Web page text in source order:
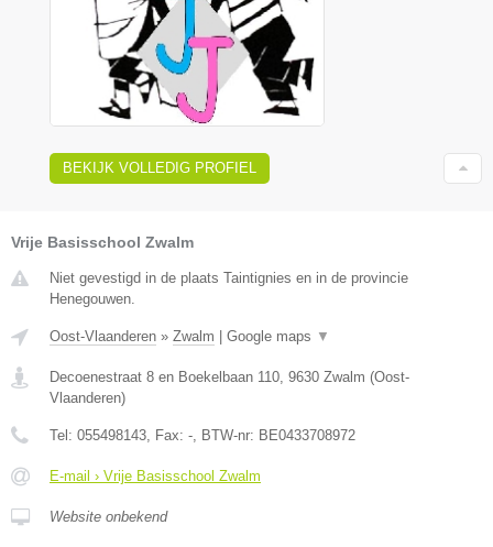
BEKIJK VOLLEDIG PROFIEL
Vrije Basisschool Zwalm
Niet gevestigd in de plaats Taintignies en in de provincie
Henegouwen.
Oost-Vlaanderen » Zwalm Google maps ▼
Decoenestraat 8 en Boekelbaan 110, 9630 Zwalm (Oost-
Vlaanderen)
Tel: 055498143, Fax: -, BTW-nr: BE0433708972
E-mail › Vrije Basisschool Zwalm
Website onbekend